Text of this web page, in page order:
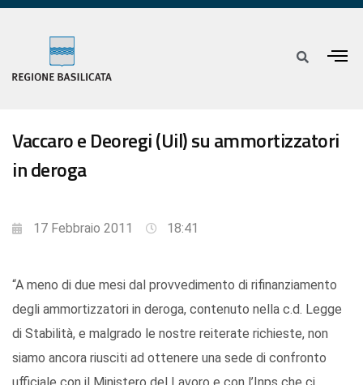
Vaccaro e Deoregi (Uil) su ammortizzatori
in deroga
17 Febbraio 2011 18:41
“A meno di due mesi dal provvedimento di rifinanziamento
degli ammortizzatori in deroga, contenuto nella c.d. Legge
di Stabilità, e malgrado le nostre reiterate richieste, non
siamo ancora riusciti ad ottenere una sede di confronto